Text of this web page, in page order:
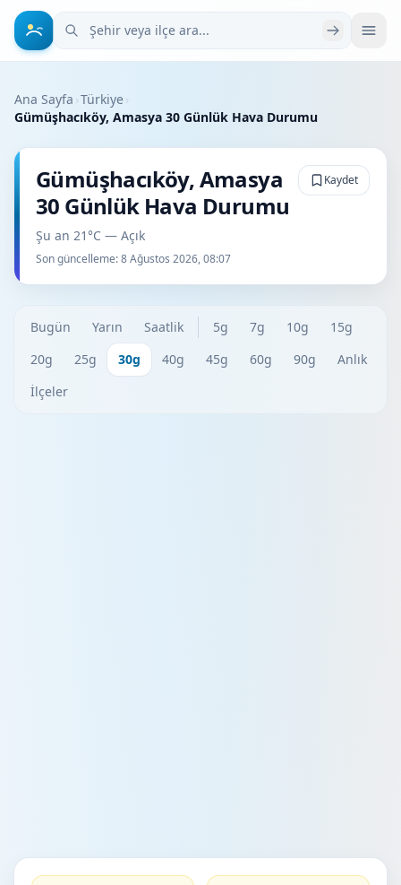
Şehir veya ilçe ara
Ana Sayfa ›Türkiye›
Gümüşhacıköy, Amasya 30 Günlük Hava Durumu
Gümüşhacıköy, Amasya
30 Günlük Hava Durumu
Şu an 21°C — Açık
Son güncelleme:8 Ağustos 2026, 08:07
Kaydet
Bugün Yarın Saatlik 5g 7g 10g
15g
20g
25g 30g 40g 45g 60g 90g
Anlık
İlçeler